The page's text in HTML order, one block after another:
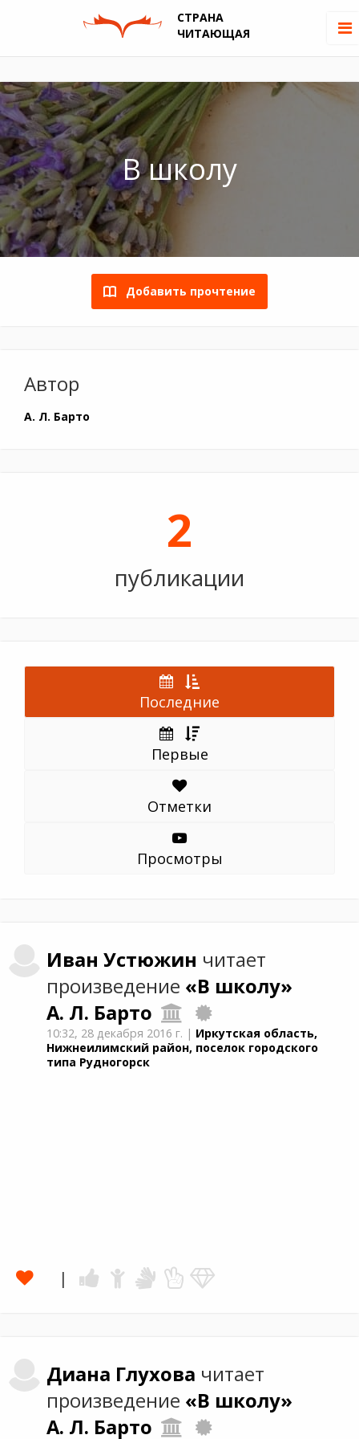
СТРАНА
ЧИТАЮЩАЯ
В школу
Добавить прочтение
Автор
А. Л. Барто
2
публикации
Последние
Первые
Отметки
Просмотры
Иван Устюжин читает
произведение «В школу»
А. Л. Барто
10:32, 28 декабря 2016 г. | Иркутская область,
Нижнеилимский район, поселок городского
типа Рудногорск
Диана Глухова читает
произведение «В школу»
А. Л. Барто